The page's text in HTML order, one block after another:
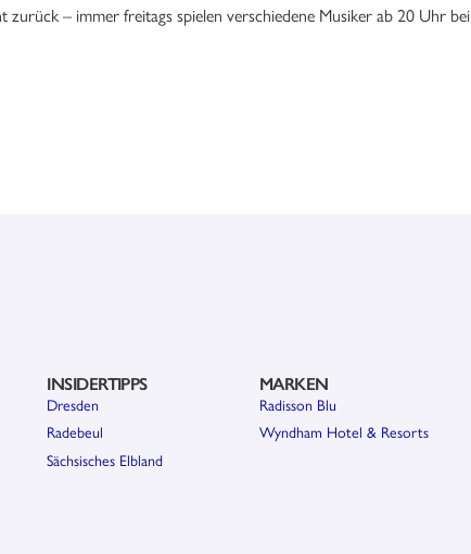
– immer freitags spielen verschiedene Musiker ab 20 Uhr bei
INSIDERTIPPS
Dresden
Radebeul
Sächsisches Elbland
MARKEN
Radisson Blu
Wyndham Hotel & Resorts